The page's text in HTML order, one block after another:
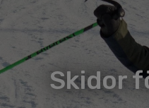
Skidor